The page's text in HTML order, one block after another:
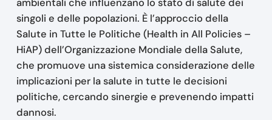
ambientali che influenzano lo stato di salute dei
singoli e delle popolazioni. È l’approccio della
Salute in Tutte le Politiche (Health in All Policies –
HiAP) dell’Organizzazione Mondiale della Salute,
che promuove una sistemica considerazione delle
implicazioni per la salute in tutte le decisioni
politiche, cercando sinergie e prevenendo impatti
dannosi.